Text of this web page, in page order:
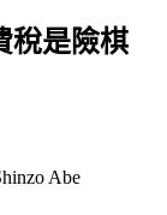
稅是險棋